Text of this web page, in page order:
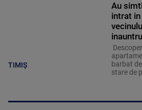
TIMIȘ
Au
intrat
barbat
stare de